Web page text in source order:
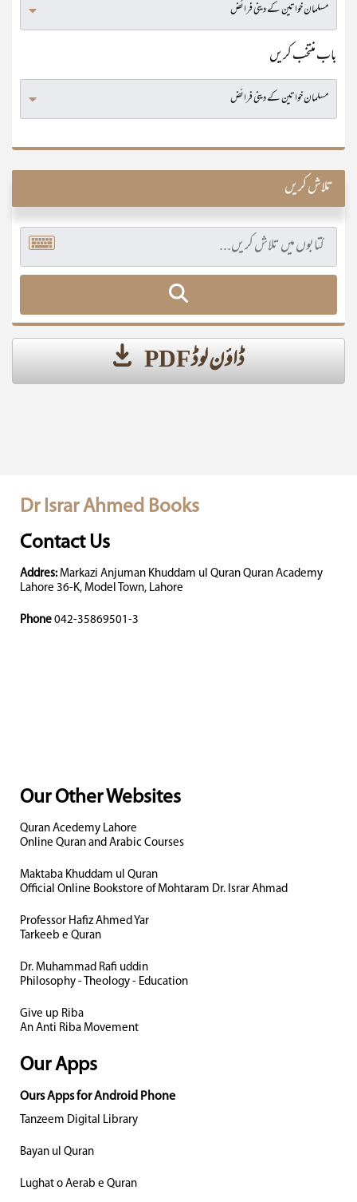
باب منتخب کریں
تلاش کریں
ڈاؤن لوڈ PDF
Dr Israr Ahmed Books
Contact Us
Addres: Markazi Anjuman Khuddam ul Quran Quran Academy
Lahore 36-K, Model Town, Lahore
Phone 042-35869501-3
Our Other Websites
Quran Acedemy Lahore
Online Quran and Arabic Courses
Maktaba Khuddam ul Quran
Official Online Bookstore of Mohtaram Dr. Israr Ahmad
Professor Hafiz Ahmed Yar
Tarkeeb e Quran
Dr. Muhammad Rafi uddin
Philosophy - Theology - Education
Give up Riba
An Anti Riba Movement
Our Apps
Ours Apps for Android Phone
Tanzeem Digital Library
Bayan ul Quran
Lughat o Aerab e Quran